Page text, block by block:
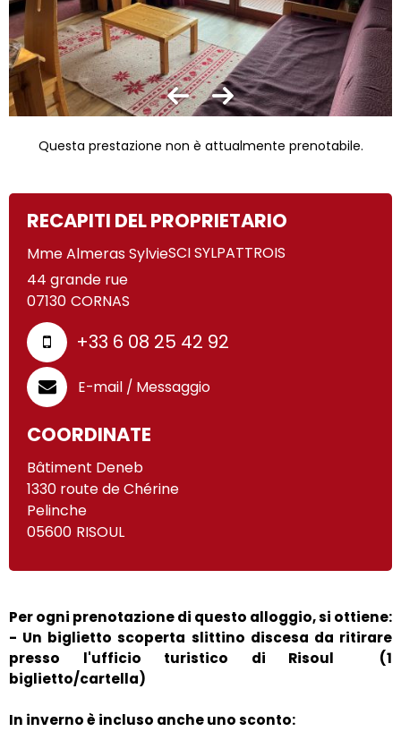
Questa prestazione non è attualmente prenotabile.
RECAPITI DEL PROPRIETARIO
SCI SYLPATTROIS
Mme Almeras Sylvie
44 grande rue
07130 CORNAS
+33 6 08 25 42 92
E-mail / Messaggio
COORDINATE
Bâtiment Deneb
1330 route de Chérine
Pelinche
05600 RISOUL
Per ogni prenotazione di questo alloggio, si ottiene:
- Un biglietto scoperta slittino discesa da ritirare
presso l'ufficio turistico di Risoul
(1
biglietto/cartella)
In inverno è incluso anche uno sconto: